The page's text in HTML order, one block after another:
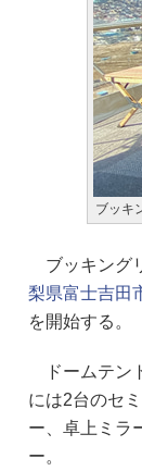
ブッキ
ブッキング
梨県富士吉田
を開始する。
ドームテン
には2台のセ
ー、卓上ミラ
ー。